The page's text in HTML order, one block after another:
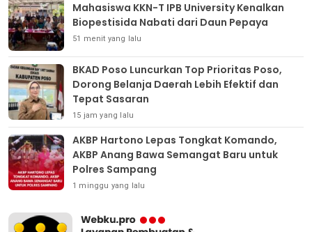
Mahasiswa KKN-T IPB University Kenalkan
Biopestisida Nabati dari Daun Pepaya
51 menit yang lalu
BKAD Poso Luncurkan Top Prioritas Poso,
Dorong Belanja Daerah Lebih Efektif dan
Tepat Sasaran
15 jam yang lalu
AKBP Hartono Lepas Tongkat Komando,
AKBP Anang Bawa Semangat Baru untuk
Polres Sampang
1 minggu yang lalu